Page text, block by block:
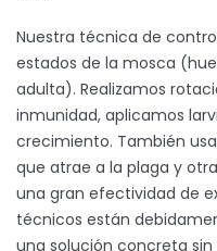
Nuestra técnica de
estados de la mosca
adulta). Realizamos
inmunidad, aplicamos
crecimiento. También
que atrae a la plaga y
una gran efectividad de
técnicos están
una solución concreta